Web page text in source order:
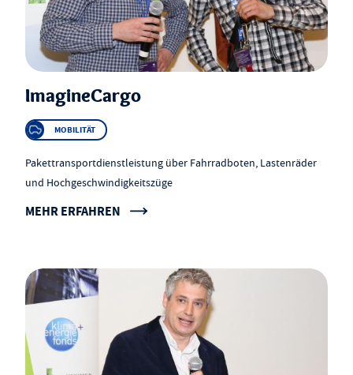
ImagineCargo
MOBILITÄT
Pakettransportdienstleistung über Fahrradboten, Lastenräder
und Hochgeschwindigkeitszüge
MEHR ERFAHREN